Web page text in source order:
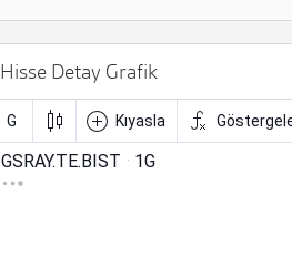
Hisse Detay Grafik